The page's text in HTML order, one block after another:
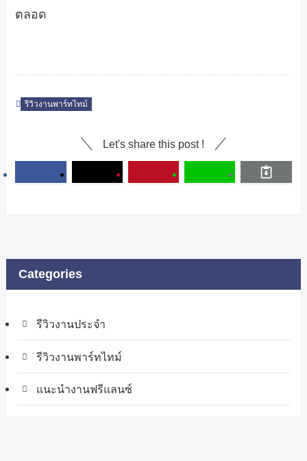
ตลอด
รีวิวงานพาร์ทไทม์
Let's share this post !
Categories
รีวิวงานประจำ
รีวิวงานพาร์ทไทม์
แนะนำงานฟรีแลนซ์